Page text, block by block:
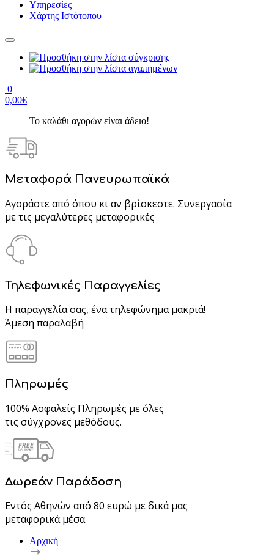
Υπηρεσίες
Χάρτης Ιστότοπου
0
0,00€
Το καλάθι αγορών είναι άδειο!
Μεταφορά Πανευρωπαϊκά
Αγοράστε από όπου κι αν βρίσκεστε. Συνεργασία
με τις μεγαλύτερες μεταφορικές
Τηλεφωνικές Παραγγελίες
Η παραγγελία σας, ένα τηλεφώνημα μακριά!
Άμεση παραλαβή
Πληρωμές
100% Ασφαλείς Πληρωμές με όλες
τις σύγχρονες μεθόδους.
Δωρεάν Παράδοση
Εντός Αθηνών από 80 ευρώ με δικά μας
μεταφορικά μέσα
Αρχική